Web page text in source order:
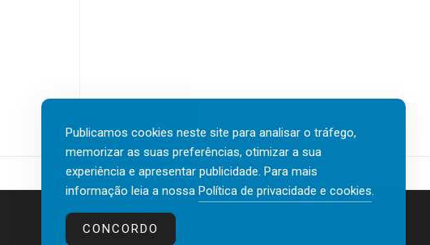
Contactos
Publicamos cookies neste site para analisar o tráfego,
memorizar as suas preferências, otimizar a sua
experiência e apresentar publicidade. Para mais
informação leia a nossa Política de privacidade e cookies.
CONCORDO